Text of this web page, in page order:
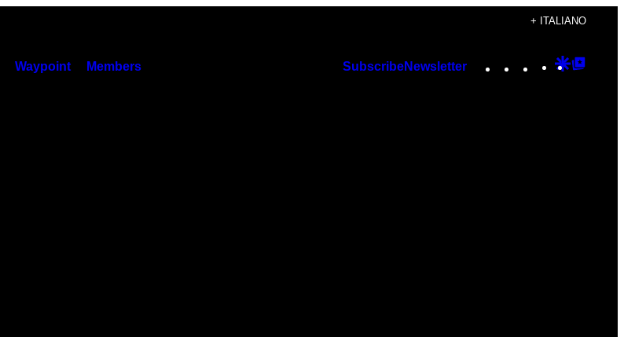
+ ITALIANO
Waypoint Members SubscribeNewsletter Instagram
TikTok
YouTube
Google